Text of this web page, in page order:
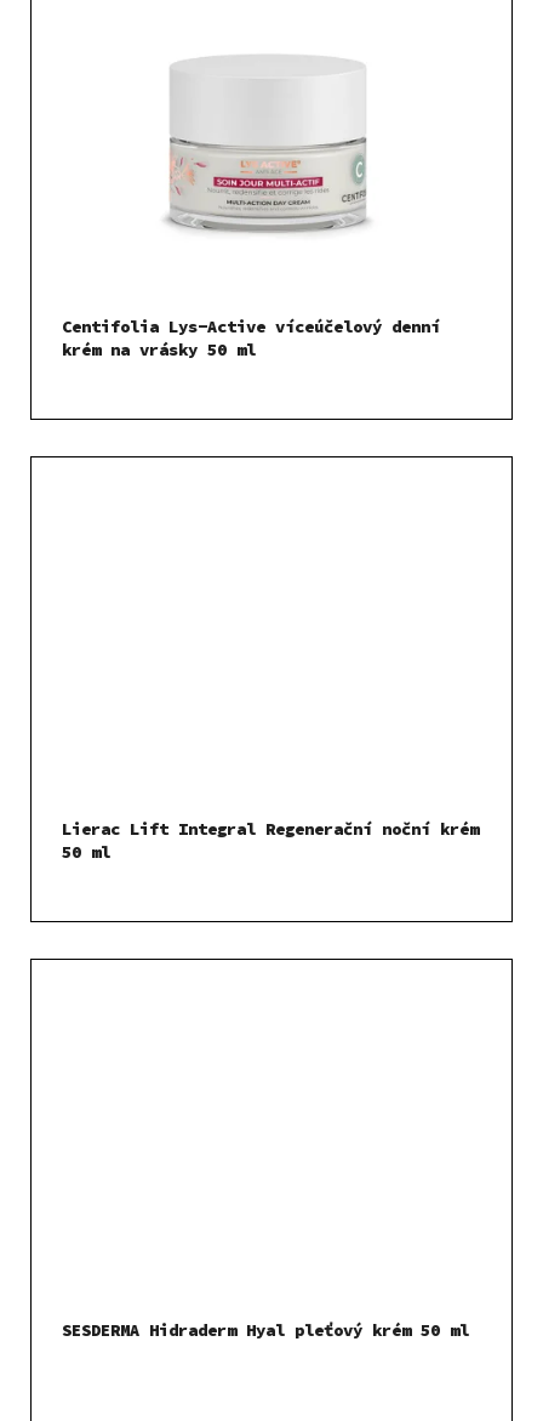
Centifolia Lys-Active víceúčelový denní
krém na vrásky 50 ml
Lierac Lift Integral Regenerační noční krém
50 ml
SESDERMA Hidraderm Hyal pleťový krém 50 ml